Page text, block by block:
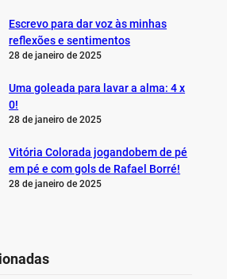
Escrevo para dar voz às minhas
reflexões e sentimentos
28 de janeiro de 2025
Uma goleada para lavar a alma: 4 x
0!
28 de janeiro de 2025
Vitória Colorada jogandobem de pé
em pé e com gols de Rafael Borré!
28 de janeiro de 2025